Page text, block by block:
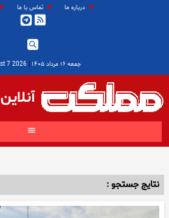
درباره ما تماس با ما
جمعه ۱۶ مرداد ۱۴۰۵ |
2026 August 7
آنلاین
نتایج جستجو :